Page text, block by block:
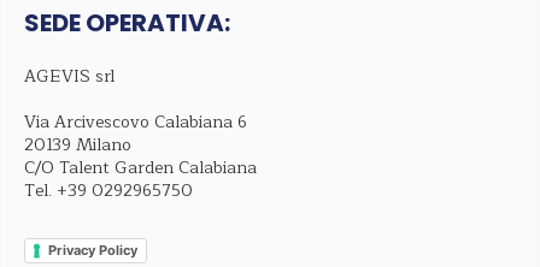
SEDE OPERATIVA:
AGEVIS srl
Via Arcivescovo Calabiana 6
20139 Milano
C/O Talent Garden Calabiana
Tel. +39 0292965750
Privacy Policy